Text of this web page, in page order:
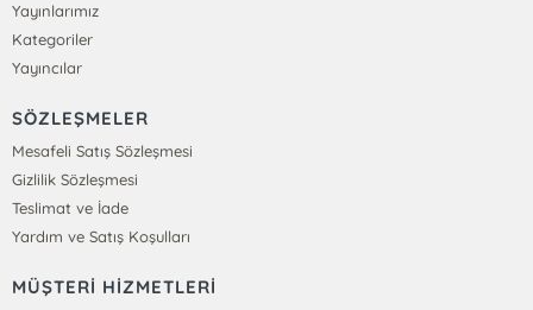
Yayınlarımız
Kategoriler
Yayıncılar
SÖZLEŞMELER
Mesafeli Satış Sözleşmesi
Gizlilik Sözleşmesi
Teslimat ve İade
Yardım ve Satış Koşulları
MÜŞTERİ HİZMETLERİ